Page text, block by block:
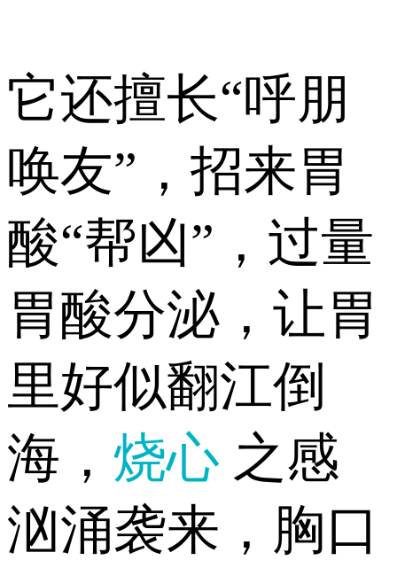
它还擅长“呼朋
唤友”，招来胃
酸“帮凶”，过量
胃酸分泌，让胃
里好似翻江倒
海， 烧心 之感
汹涌袭来，胸口